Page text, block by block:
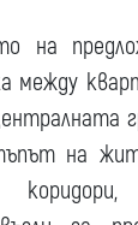
на
между
на